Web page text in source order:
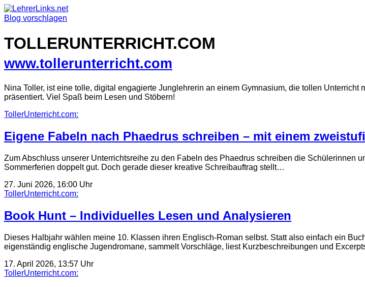
Skip
to
Blog vorschlagen
TOLLERUNTERRICHT.COM
www.tollerunterricht.com
Nina Toller, ist eine tolle, digital engagierte Junglehrerin an einem Gymnasium, die tollen
präsentiert. Viel Spaß beim Lesen und Stöbern!
TollerUnterricht.com:
Eigene Fabeln nach Phaedrus schreiben – mit einem
Zum Abschluss unserer Unterrichtsreihe zu den Fabeln des Phaedrus schreiben die Schülerinnen
Sommerferien doppelt gut. Doch gerade dieser kreative Schreibauftrag stellt…
27. Juni 2026, 16:00 Uhr
TollerUnterricht.com:
Book Hunt – Individuelles Lesen und Analysieren
Dieses Halbjahr wählen meine 10. Klassen ihren Englisch-Roman selbst. Statt also einfach ein
eigenständig englische Jugendromane, sammelt Vorschläge, liest Kurzbeschreibungen und
17. April 2026, 13:57 Uhr
TollerUnterricht.com: